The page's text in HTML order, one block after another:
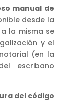
manual de
desde la
la misma se
y el
(en la
escribano
del código